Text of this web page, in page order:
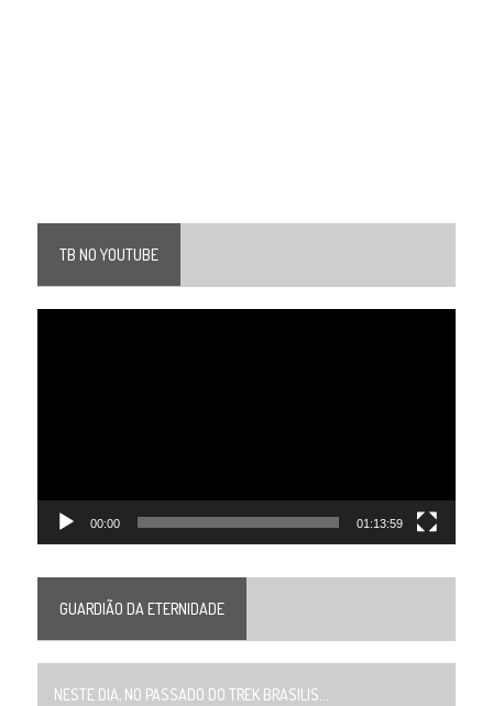
TB NO YOUTUBE
00:00 01:13:59
GUARDIÃO DA ETERNIDADE
NESTE DIA, NO PASSADO DO TREK BRASILIS...